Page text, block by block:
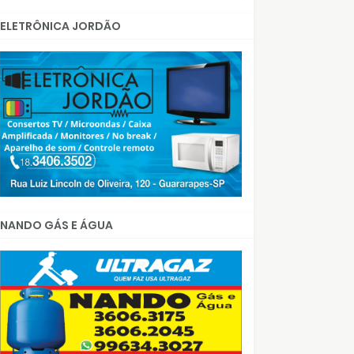
ELETRÔNICA JORDÃO
NANDO GÁS E ÁGUA